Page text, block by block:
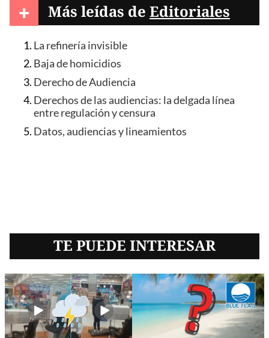
+ Más leídas de Editoriales
La refinería invisible
Baja de homicidios
Derecho de Audiencia
Derechos de las audiencias: la delgada línea
entre regulación y censura
Datos, audiencias y lineamientos
TE PUEDE INTERESAR